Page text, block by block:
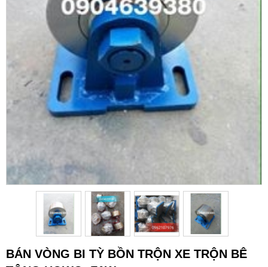
BÁN VÒNG BI TỲ BỒN TRỘN XE TRỘN BÊ